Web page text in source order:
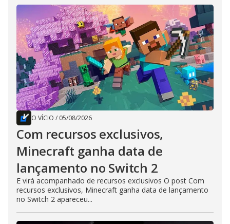
O VÍCIO / 05/08/2026
Com recursos exclusivos,
Minecraft ganha data de
lançamento no Switch 2
E virá acompanhado de recursos exclusivos O post Com
recursos exclusivos, Minecraft ganha data de lançamento
no Switch 2 apareceu...